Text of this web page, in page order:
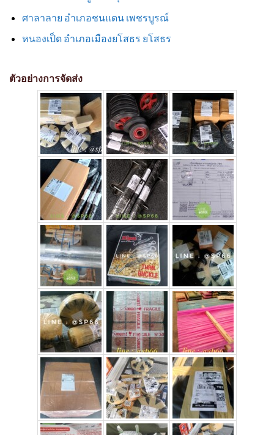
ศาลาลาย อำเภอชนแดน เพชรบูรณ์
หนองเป็ด อำเภอเมืองยโสธร ยโสธร
ตัวอย่างการจัดส่ง